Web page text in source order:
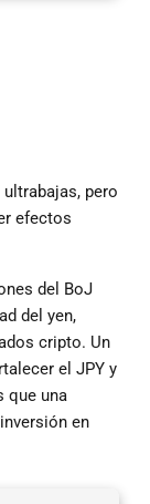
pero
efectos
del BoJ
del yen,
cripto. Un
el JPY y
que una
en